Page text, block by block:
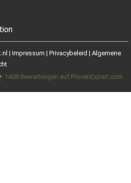
| Impressum | Privacybeleid | Algemene
&Co.KG
1408Bewertungen auf ProvenExpert.com